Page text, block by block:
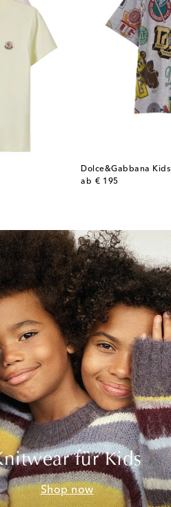
Dolce&Gabbana Kids
ab € 195
original price
für Kids
Shop now